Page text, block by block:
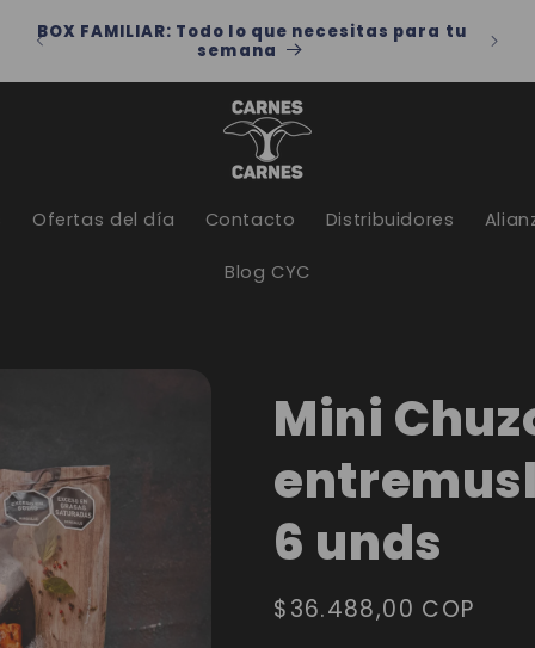
Por compras superiores a 60 mil, lleva tu
domicilio a 3 mil
Ofertas del día Contacto Distribuidores
Blog CYC
Mini
6 unds
Precio
$36.488,00 COP